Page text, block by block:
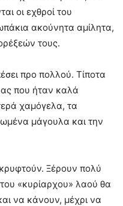
οι εχθροί του
ακούνητα αμίλητα,
τους.
προ πολλού. Τίποτα
που ήταν καλά
χαμόγελα, τα
μάγουλα και την
Ξέρουν πολύ
«κυρίαρχου» λαού θα
να κάνουν, μέχρι να